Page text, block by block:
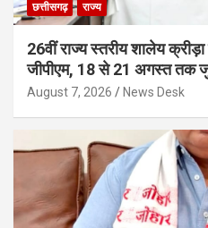
छत्तीसगढ़ राज्य
26वीं राज्य स्तरीय शालेय क्रीड़ा
जीपीएम, 18 से 21 अगस्त तक
August 7, 2026 News Desk